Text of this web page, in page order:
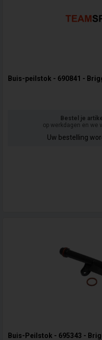
Buis-peilstok - 690841 -
Bestel je
op werkdagen en we
Uw bestelling
Buis-Peilstok - 695343 -